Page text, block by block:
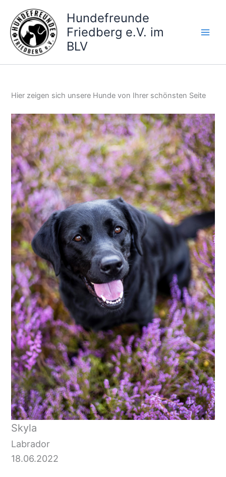
Inhalt
springen
Hundefreunde
Friedberg e.V. im
BLV
Hier zeigen sich unsere Hunde von Ihrer schönsten Seite
Skyla
Labrador
18.06.2022